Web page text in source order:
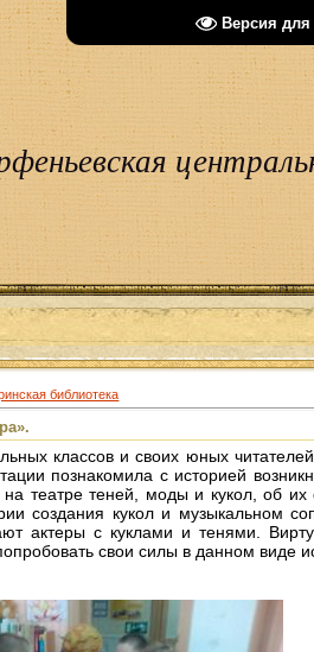
Версия
библиотека
классов и своих юных
познакомила с историей
на театре теней, моды и кукол, об
создания кукол и музыкальном
актеры с куклами и тенями.
свои силы в данном виде